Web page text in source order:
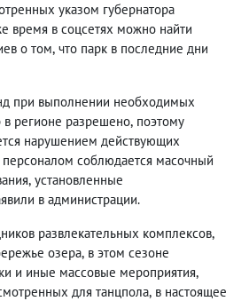
указом губернатора
время в соцсетях можно найти
о том, что парк в последние дни
при выполнении необходимых
регионе разрешено, поэтому
нарушением действующих
соблюдается масочный
, установленные
в администрации.
развлекательных комплексов,
озера, в этом сезоне
и иные массовые мероприятия,
для танцпола, в настоящее